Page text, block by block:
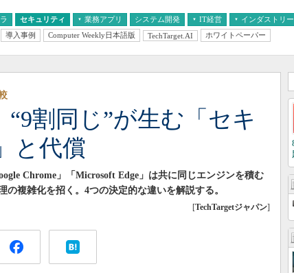
セキュリティ 業務アプリ
AI
システム開発 IT経営
経営とIT
インダストリー
医療IT
導入事例 Computer Weekly日本語版 TechTarget.AI ホワイトペーパー
割同じ”が生む「セキ
と代償
Chrome」「Microsoft Edge」は共に同じエンジンを積む
複雑化を招く。4つの決定的な違いを解説する。
[TechTargetジャパン]